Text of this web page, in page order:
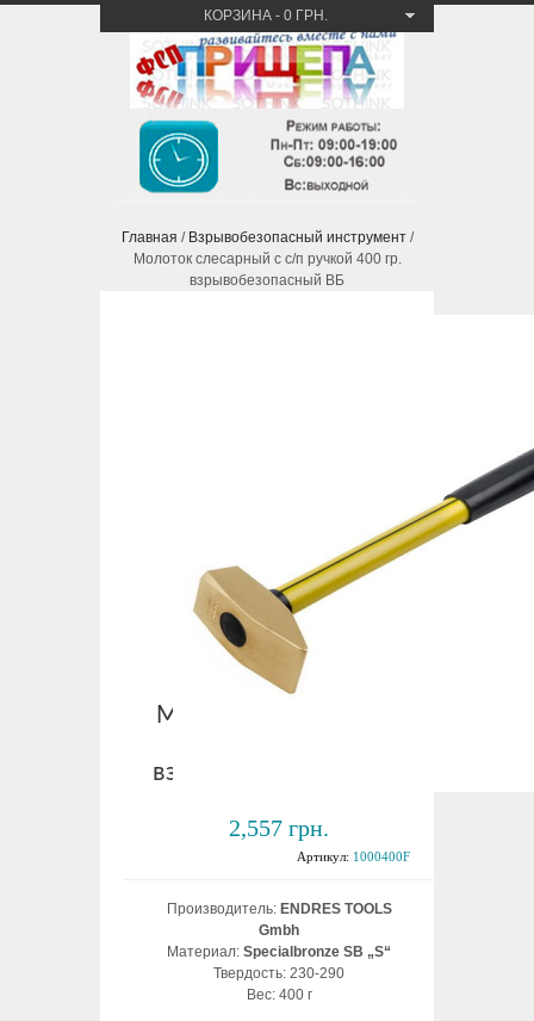
КОРЗИНА - 0 ГРН.
Главная / Взрывобезопасный инструмент/
Молоток слесарный с с/п ручкой 400 гр.
взрывобезопасный ВБ
Молоток слесарный с
взрывобезопасный ВБ
2,557 грн.
Артикул: 1000400F
Производитель: ENDRES TOOLS
Gmbh
Материал: Specialbronze SB „S“
Твердость: 230-290
Вес: 400 г